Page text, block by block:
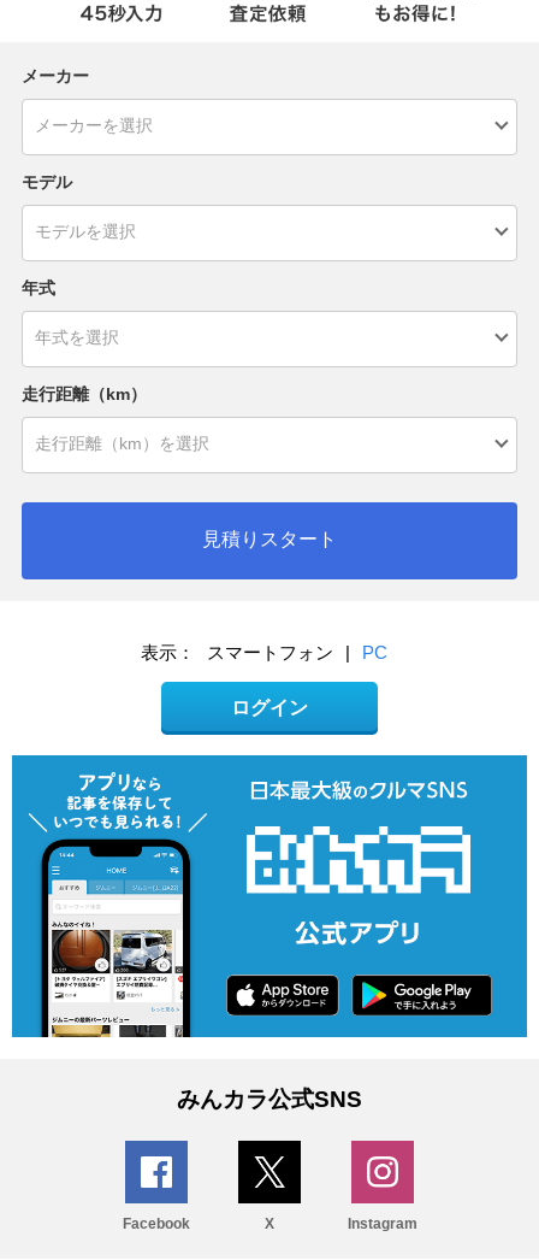
メーカー
モデル
年式
走行距離（km）
見積りスタート
表示： スマートフォン | PC
ログイン
みんカラ公式SNS
Facebook X Instagram